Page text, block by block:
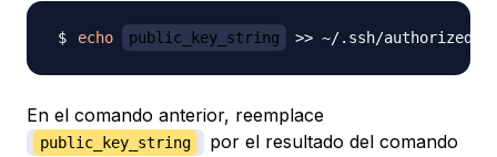
echo public_key_string >>
En el comando anterior, reemplace
public_key_string por el resultado del comando